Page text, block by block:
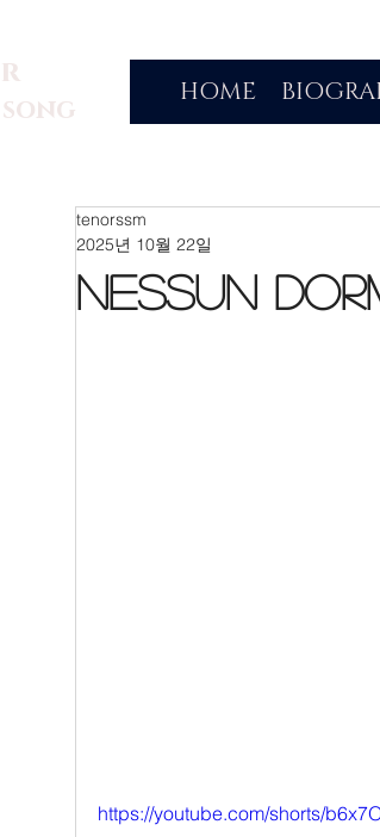
HOME
Nessun
tenorssm
2025년 10월 22일
https://youtube.com/shorts/